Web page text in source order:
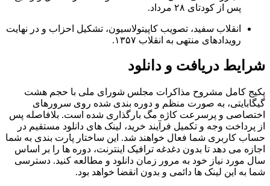
پس از کودتای ۲۸ مرداد.
انقلاب سفید، تصویب کاپیتولاسیون، تشکیل احزاب و در نهایت
رویدادهای منتهی به انقلاب ۱۳۵۷.
شرایط دریافت و دانلود
پکیج کامل مشروح مذاکرات مجلس شورای ملی با حجم هشت
گیگابایتی، به صورت منظم و دوره بندی شده روی سرورهای
اختصاصی و پرسرعت کاژه مگ بارگذاری شده است. بلافاصله پس
از پرداخت وجه و تکمیل فرآیند خرید، لینک های دانلود مستقیم در
حساب کاربری شما فعال خواهند شد. این ساختار پارت بندی به شما
اجازه می دهد تا بدون دغدغه ترافیک اینترنت، دوره ها را بر اساس
سال مورد نیاز خود به مرور زمان دانلود و مطالعه کنید. دسترسی
شما به این لینک ها دائمی و بدون انقضا خواهد بود.